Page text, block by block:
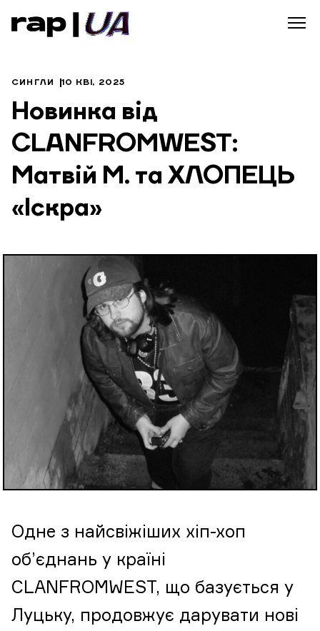
СИНГЛИ 10 КВІ, 2025
Новинка від
CLANFROMWEST:
Матвій М. та ХЛОПЕЦЬ
«Іскра»
Одне з найсвіжіших хіп-хоп
об’єднань у країні
CLANFROMWEST, що базується у
Луцьку, продовжує дарувати нові